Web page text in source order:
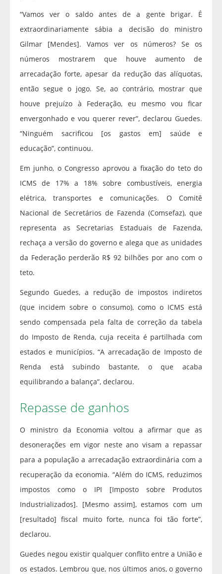
“Vamos ver o saldo antes de a gente brigar. É
extraordinariamente sábia a decisão do ministro
Gilmar [Mendes]. Vamos ver os números? Se os
números mostrarem que houve aumento de
arrecadação forte, apesar da redução das alíquotas,
então segue o jogo. Se, ao contrário, mostrar que
houve prejuízo à Federação, eu mesmo vou ficar
envergonhado e vou querer rever”, declarou Guedes.
“Ninguém sacrificou [os gastos em] saúde e
educação”, continuou.
Em junho, o Congresso aprovou a fixação do teto do
ICMS de 17% a 18% sobre combustíveis, energia
elétrica, transportes e comunicações. O Comitê
Nacional de Secretários de Fazenda (Comsefaz), que
representa as Secretarias Estaduais de Fazenda,
rechaça a versão do governo e alega que as unidades
da Federação perderão R$ 92 bilhões por ano com o
teto.
Segundo Guedes, a redução de impostos indiretos
(que incidem sobre o consumo), como o ICMS está
sendo compensada pela falta de correção da tabela
do Imposto de Renda, cuja receita é partilhada com
estados e municípios. “A arrecadação de Imposto de
Renda está subindo bastante, o que acaba
equilibrando a balança”, declarou.
Repasse de ganhos
O ministro da Economia voltou a afirmar que as
desonerações em vigor neste ano visam a repassar
para a população a arrecadação extraordinária com a
recuperação da economia. “Além do ICMS, reduzimos
impostos como o IPI [Imposto sobre Produtos
Industrializados]. [Mesmo assim], estamos com um
[resultado] fiscal muito forte, nunca foi tão forte”,
declarou.
Guedes negou existir qualquer conflito entre a União e
os estados. Lembrou que, nos últimos anos, o governo